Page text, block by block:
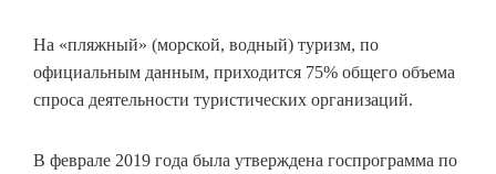
На «пляжный» (морской, водный) туризм, по
официальным данным, приходится 75% общего объема
спроса деятельности туристических организаций.
В феврале 2019 года была утверждена госпрограмма по